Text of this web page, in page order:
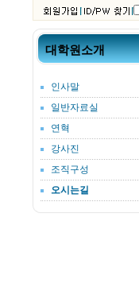
대학원소개
인사말
일반자료실
연혁
강사진
조직구성
오시는길